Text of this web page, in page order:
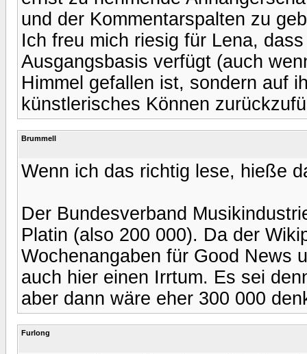
und der Kommentarspalten zu
Ich freu mich riesig für Lena,
Ausgangsbasis verfügt (auch
Himmel gefallen ist, sondern auf
künstlerisches Können
Brummell
Wenn ich das richtig lese, hieße
Der Bundesverband
Platin (also 200 000). Da der
Wochenangaben für Good News
auch hier einen Irrtum. Es sei
aber dann wäre eher 300 000
Furlong